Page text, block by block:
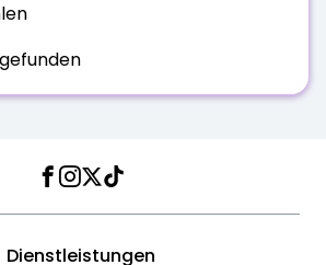
Facebook
Instagram
Twitter
TikTok
Dienstleistungen